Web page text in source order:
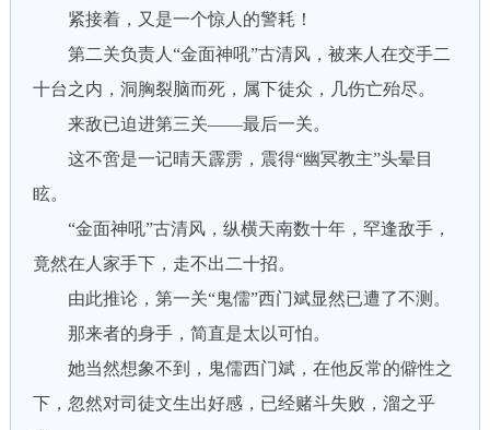
紧接着，又是一个惊人的警耗！
第二关负责人“金面神吼”古清风，被来人在交手二
十台之内，洞胸裂脑而死，属下徒众，几伤亡殆尽。
来敌已迫进第三关——最后一关。
这不啻是一记晴天霹雳，震得“幽冥教主”头晕目
眩。
“金面神吼”古清风，纵横天南数十年，罕逢敌手，
竟然在人家手下，走不出二十招。
由此推论，第一关“鬼儒”西门斌显然已遭了不测。
那来者的身手，简直是太以可怕。
她当然想象不到，鬼儒西门斌，在他反常的僻性之
下，忽然对司徒文生出好感，已经赌斗失败，溜之乎